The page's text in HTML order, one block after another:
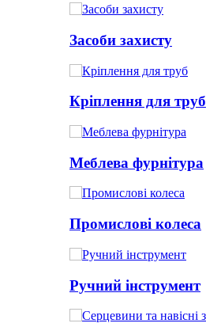
Засоби захисту
Кріплення для труб
Меблева фурнітура
Промислові колеса
Ручний інструмент